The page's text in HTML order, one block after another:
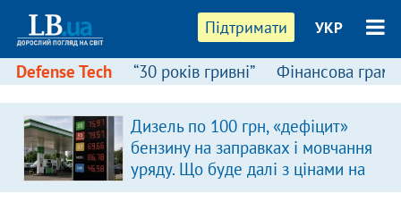
Підтримати УКР
Defense Tech “30 років гривні” Фінансова
Дизель по 100 грн, «дефіцит»
бензину на заправках і мовчання
уряду. Що буде далі з цінами на
пальне?